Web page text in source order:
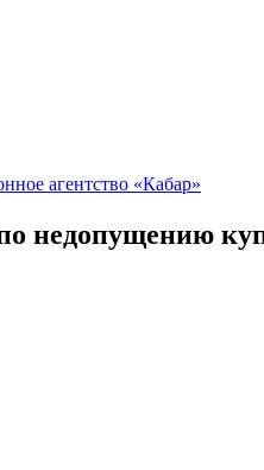
недопущению